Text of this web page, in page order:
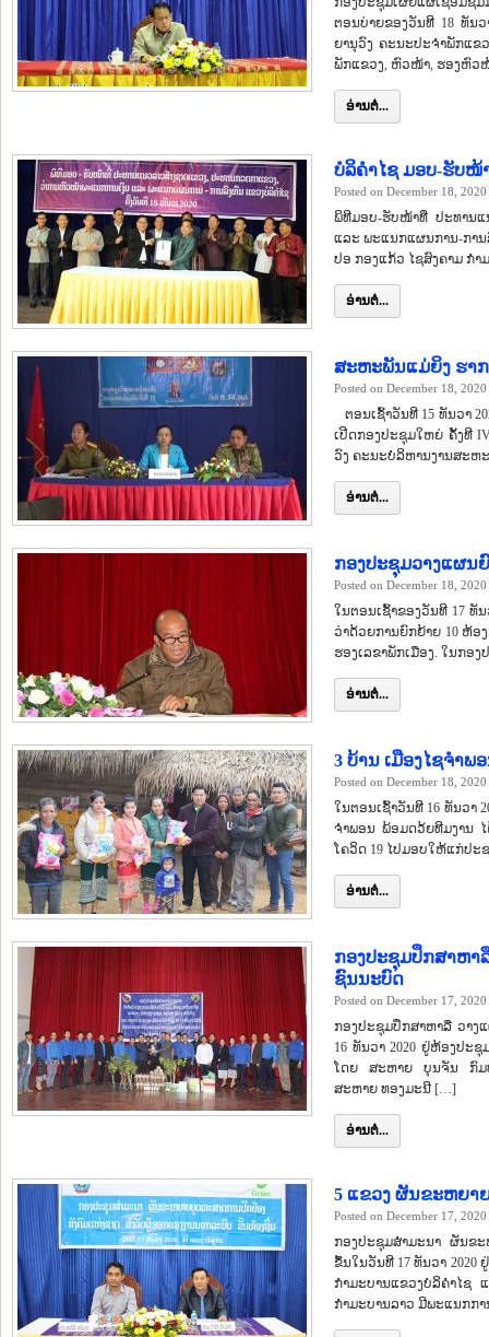
ຕອນບ່າຍຂອງວັນທີ 18 ທັນ
ຍານຸວົງ ຄະນະປະຈຳພັກແຂ
ພັກແຂວງ, ຫົວໜ້າ, ຮອງຫົວ
ອ່ານຕໍ່...
ບໍລິຄຳໄຊ ມອບ-ຮັບໜ້
Posted on December 18, 2020
ພິທີມອບ-ຮັບໜ້າທີ່ ປະທານແ
ແລະ ພະແນກແຜນການ-ການ
ປອ ກອງແກ້ວ ໄຊສົງຄາມ ກໍາ
ອ່ານຕໍ່...
ສະຫະພັນແມ່ຍິງ ຮາກ
Posted on December 18, 2020
ຕອນເຊົ້າວັນທີ 15 ທັນວາ
ເປີດກອງປະຊຸມໃຫຍ່ ຄັ້ງທີ
ວົງ ຄະນະບໍລິຫານງານສະຫ
ອ່ານຕໍ່...
ກອງປະຊຸມວາງແຜນ
Posted on December 18, 2020
ໃນຕອນເຊົ້າຂອງວັນທີ 17 ທັ
ວ່າດ້ວຍການຍົກຍ້າຍ 10 ຫ້ອ
ຮອງເລຂາພັກເມືອງ. ໃນກອ
ອ່ານຕໍ່...
3 ບ້ານ ເມືອງໄຊຈຳພ
Posted on December 18, 2020
ໃນຕອນເຊົ້າວັນທີ 16 ທັນວາ
ຈຳພອນ ພ້ອມດວ້ຍທີມງານ
ໂຄວິດ 19 ໄປມອບໃຫ້ແກ່ປະ
ອ່ານຕໍ່...
ກອງປະຊຸມປຶກສາຫ
ຊົນນະບົດ
Posted on December 17, 2020
ກອງປະຊຸມປຶກສາຫາລື ວາ
16 ທັນວາ 2020 ຢູ່ຫ້ອງປະ
ໂດຍ ສະຫາຍ ບຸນຈັນ ກົມບຸ
ສະຫາຍ ທອງມະນີ […]
ອ່ານຕໍ່...
5 ແຂວງ ຜັນຂະຫຍາ
Posted on December 17, 2020
ກອງປະຊຸມສຳມະນາ ຜັນຂ
ຂຶ້ນໃນວັນທີ 17 ທັນວາ
ກຳມະບານແຂວງບໍລິຄຳໄ
ກຳມະບານລາວ ມີພະແນກກ